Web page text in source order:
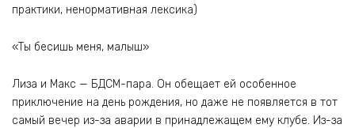
практики, ненормативная лексика)
«Ты бесишь меня, малыш»
Лиза и Макс — БДСМ-пара. Он обещает ей особенное
приключение на день рождения, но даже не появляется в тот
самый вечер из-за аварии в принадлежащем ему клубе. Из-за